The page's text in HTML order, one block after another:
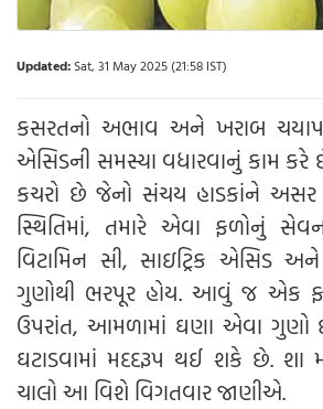
Updated:Sat, 31 May 2025 (21:58 IST)
કસરતનો અભાવ અને ખરાબ
એસિડની સમસ્યા વધારવાનું કામ
કચરો છે જેનો સંચય હાડકાંને
સ્થિતિમાં, તમારે એવા ફળોનું
વિટામિન સી, સાઇટ્રિક એસિડ અને
ગુણોથી ભરપૂર હોય. આવું જ
ઉપરાંત, આમળામાં ઘણા એવા
ઘટાડવામાં મદદરૂપ થઈ શકે છે. શા
ચાલો આ વિશે વિગતવાર જાણીએ.